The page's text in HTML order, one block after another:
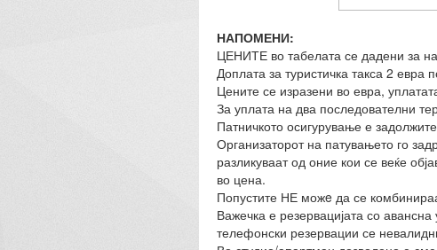
НАПОМЕНИ:
ЦЕНИТЕ во табелата се дадени за
Доплата за туристичка такса 2 евра
Цените се изразени во евра,
За уплата на два последователни
Патничкото осигурување е
Организаторот на патувањето го
разликуваат од оние кои се веќе
во цена.
Попустите НЕ можe да се
Важечка е резервацијата со
телефонски резервации се